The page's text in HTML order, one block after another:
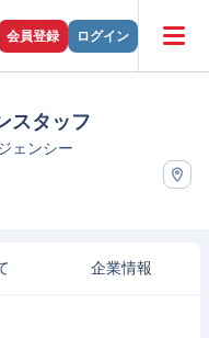
会員登録 ログイン
スタッフ
ェンシー
企業情報